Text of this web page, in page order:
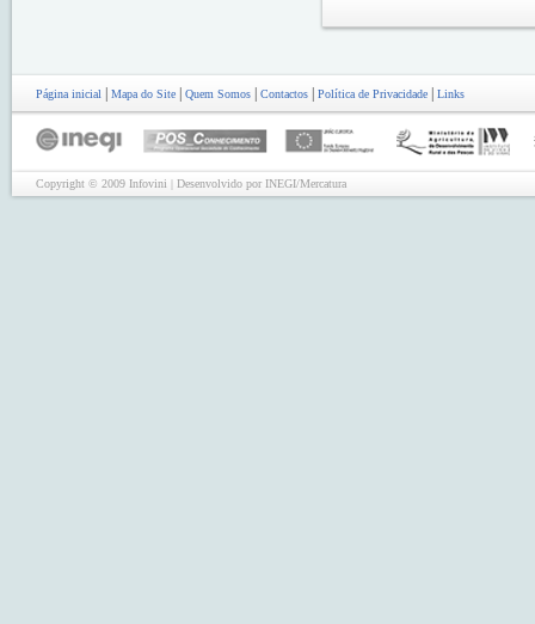
Página inicial Mapa do Site Quem Somos Contactos Política de Privacidade Links
Copyright © 2009 Infovini | Desenvolvido por INEGI/Mercatura